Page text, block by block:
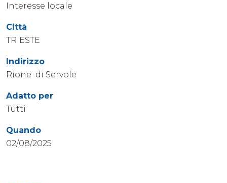
Interesse locale
Città
TRIESTE
Indirizzo
Rione di Servole
Adatto per
Tutti
Quando
02/08/2025